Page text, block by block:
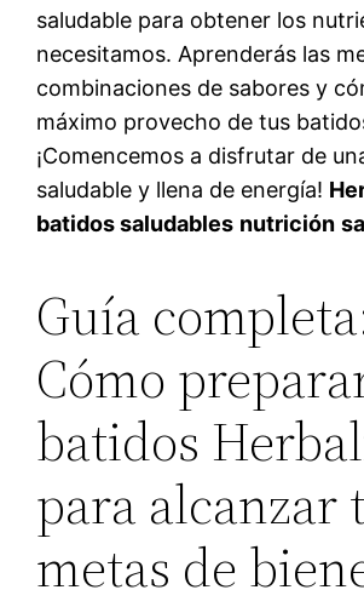
saludable para obtener los
necesitamos. Aprenderás las
combinaciones de sabores y
máximo provecho de tus
¡Comencemos a disfrutar de
saludable y llena de energía!
batidos saludables nutrición
Guía
Cómo
batidos
para alcanzar
metas de